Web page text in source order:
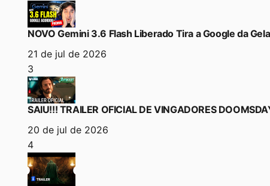
NOVO Gemini 3.6 Flash Liberado Tira a Google da
21 de jul de 2026
3
SAIU!!! TRAILER OFICIAL DE VINGADORES
20 de jul de 2026
4